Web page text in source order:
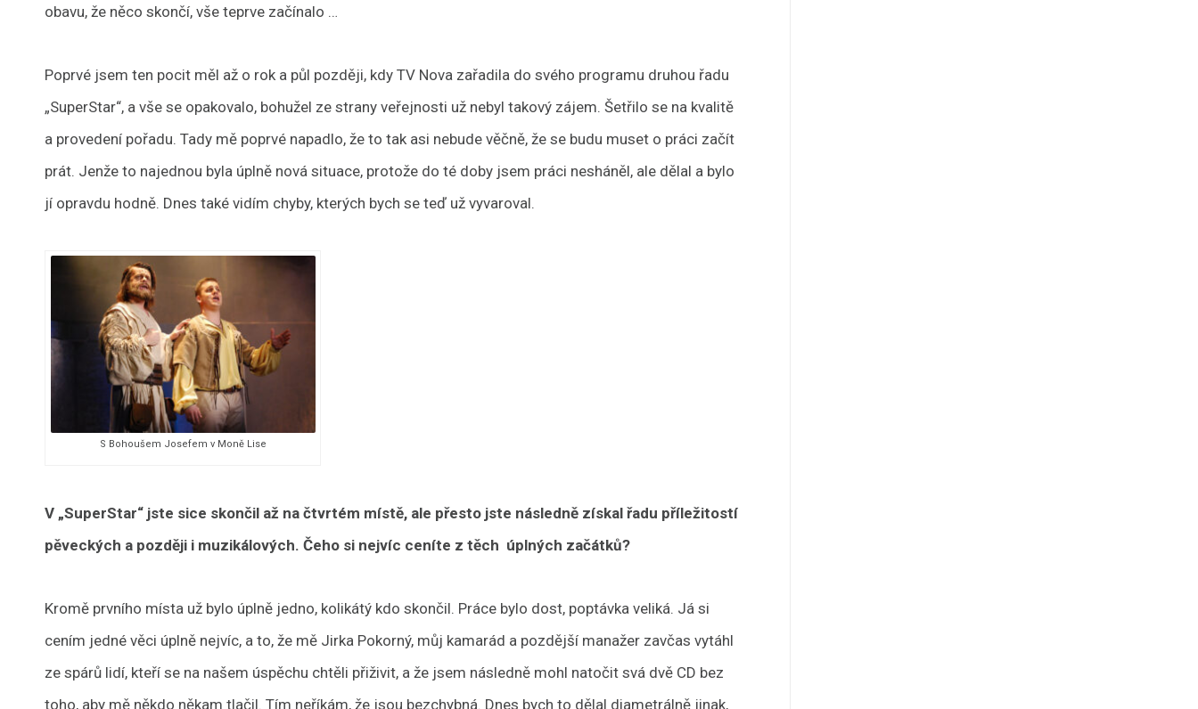
obavu, že něco skončí, vše teprve začínalo …
Poprvé jsem ten pocit měl až o rok a půl později, kdy TV Nova zařadila do svého programu druhou řadu
„SuperStar“, a vše se opakovalo, bohužel ze strany veřejnosti už nebyl takový zájem. Šetřilo se na kvalitě
a provedení pořadu. Tady mě poprvé napadlo, že to tak asi nebude věčně, že se budu muset o práci začít
prát. Jenže to najednou byla úplně nová situace, protože do té doby jsem práci nesháněl, ale dělal a bylo
jí opravdu hodně. Dnes také vidím chyby, kterých bych se teď už vyvaroval.
S Bohoušem Josefem v Moně Lise
V „SuperStar“ jste sice skončil až na čtvrtém místě, ale přesto jste následně získal řadu příležitostí
pěveckých a později i muzikálových. Čeho si nejvíc ceníte z těch úplných začátků?
Kromě prvního místa už bylo úplně jedno, kolikátý kdo skončil. Práce bylo dost, poptávka veliká. Já si
cením jedné věci úplně nejvíc, a to, že mě Jirka Pokorný, můj kamarád a pozdější manažer zavčas vytáhl
ze spárů lidí, kteří se na našem úspěchu chtěli přiživit, a že jsem následně mohl natočit svá dvě CD bez
toho, aby mě někdo někam tlačil. Tím neříkám, že jsou bezchybná. Dnes bych to dělal diametrálně jinak,